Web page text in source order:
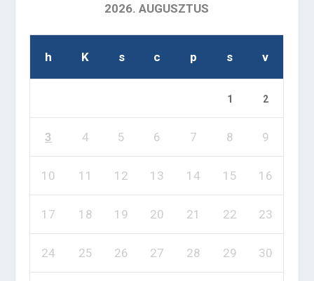
2026. AUGUSZTUS
h K s c p s v
1 2
3 4 5 6 7 8 9
10 11 12 13 14 15 16
17 18 19 20 21 22 23
24 25 26 27 28 29 30